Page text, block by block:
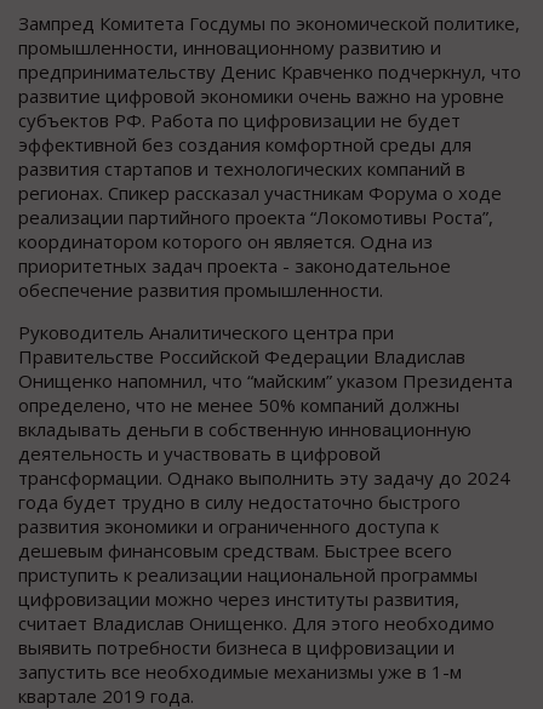
Зампред Комитета Госдумы по экономической политике,
промышленности, инновационному развитию и
предпринимательству Денис Кравченко подчеркнул, что
развитие цифровой экономики очень важно на уровне
субъектов РФ. Работа по цифровизации не будет
эффективной без создания комфортной среды для
развития стартапов и технологических компаний в
регионах. Спикер рассказал участникам Форума о ходе
реализации партийного проекта “Локомотивы Роста”,
координатором которого он является. Одна из
приоритетных задач проекта - законодательное
обеспечение развития промышленности.
Руководитель Аналитического центра при
Правительстве Российской Федерации Владислав
Онищенко напомнил, что “майским” указом Президента
определено, что не менее 50% компаний должны
вкладывать деньги в собственную инновационную
деятельность и участвовать в цифровой
трансформации. Однако выполнить эту задачу до 2024
года будет трудно в силу недостаточно быстрого
развития экономики и ограниченного доступа к
дешевым финансовым средствам. Быстрее всего
приступить к реализации национальной программы
цифровизации можно через институты развития,
считает Владислав Онищенко. Для этого необходимо
выявить потребности бизнеса в цифровизации и
запустить все необходимые механизмы уже в 1-м
квартале 2019 года.